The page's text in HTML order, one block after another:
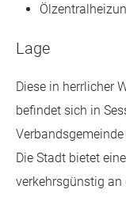
Lage
Diese in herrlicher
befindet sich in
Die Stadt bietet
verkehrsgünstig an